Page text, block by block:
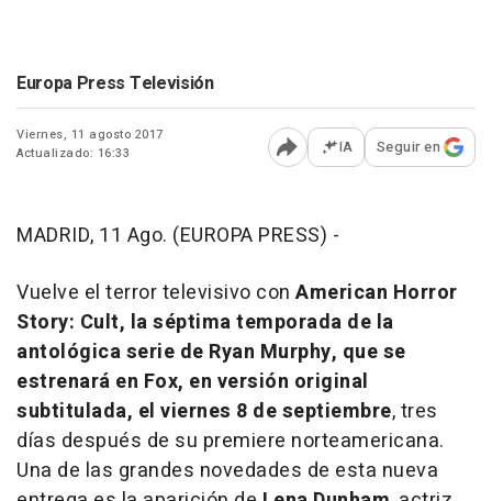
Europa Press Televisión
Viernes, 11 agosto 2017
Actualizado: 16:33
Abrir opciones para
IA Seguir en
MADRID, 11 Ago. (EUROPA PRESS) -
Vuelve el terror televisivo con American Horror
Story: Cult, la séptima temporada de la
antológica serie de Ryan Murphy, que se
estrenará en Fox, en versión original
subtitulada, el viernes 8 de septiembre, tres
días después de su premiere norteamericana.
Una de las grandes novedades de esta nueva